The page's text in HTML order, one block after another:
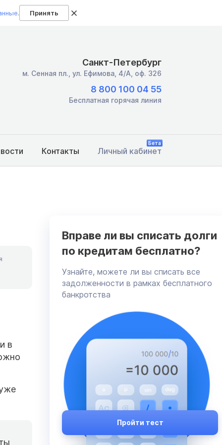
. Принять
Санкт-Петербург
м. Сенная пл., ул. Ефимова, 4/А, оф. 326
8 800 100 04 55
Бесплатная горячая линия
Контакты Личный кабинет
Бета
в
Вправе ли вы списать долги
по кредитам бесплатно?
Узнайте, можете ли вы списать все
задолженности в рамках бесплатного
банкротства
Пройти тест